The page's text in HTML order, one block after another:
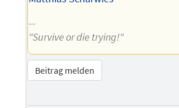
--
"Survive or die trying!"
Beitrag melden